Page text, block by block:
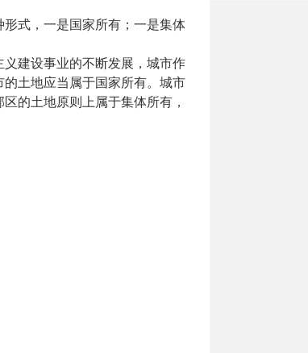
式，一是国家所有；一是集体
建设事业的不断发展，城市作
土地应当属于国家所有。城市
的土地原则上属于集体所有，